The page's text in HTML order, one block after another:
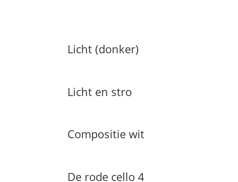
Licht (donker)
Licht en stro
Compositie wit
De rode cello 4